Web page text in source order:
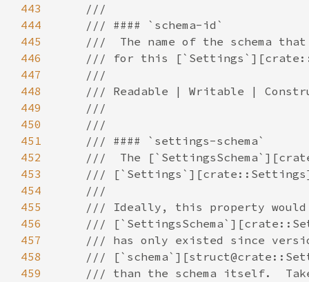
443
444
445
446
447
448
449
450
451
452
453
454
455
456
457
458
459